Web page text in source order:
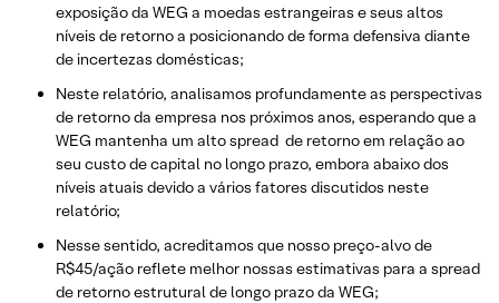
exposição da WEG a moedas estrangeiras e seus altos
níveis de retorno a posicionando de forma defensiva diante
de incertezas domésticas;
Neste relatório, analisamos profundamente as perspectivas
de retorno da empresa nos próximos anos, esperando que a
WEG mantenha um alto spread de retorno em relação ao
seu custo de capital no longo prazo, embora abaixo dos
níveis atuais devido a vários fatores discutidos neste
relatório;
Nesse sentido, acreditamos que nosso preço-alvo de
R$45/ação reflete melhor nossas estimativas para a spread
de retorno estrutural de longo prazo da WEG;